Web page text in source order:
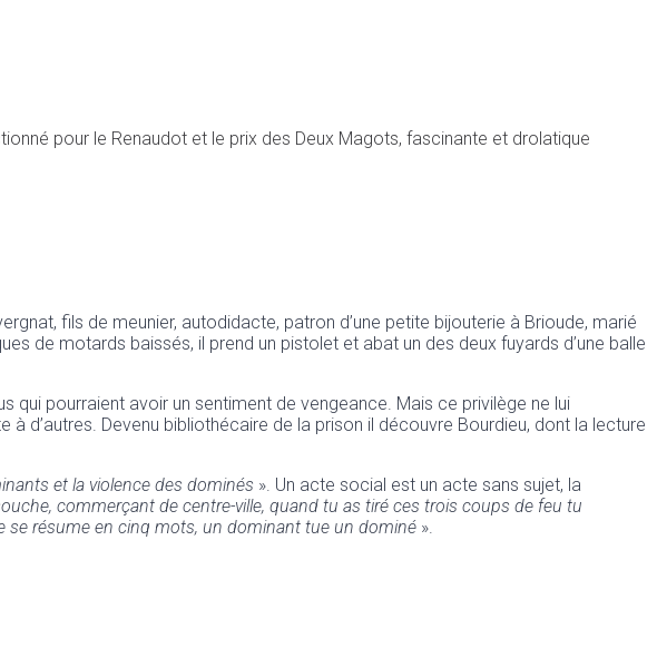
pour le Renaudot et le prix des Deux Magots, fascinante et drolatique
fils de meunier, autodidacte, patron d’une petite bijouterie à Brioude, marié
de motards baissés, il prend un pistolet et abat un des deux fuyards d’une balle
qui pourraient avoir un sentiment de vengeance. Mais ce privilège ne lui
d’autres. Devenu bibliothécaire de la prison il découvre Bourdieu, dont la lecture
et la violence des dominés ». Un acte social est un acte sans sujet, la
commerçant de centre-ville, quand tu as tiré ces trois coups de feu tu
se résume en cinq mots, un dominant tue un dominé ».